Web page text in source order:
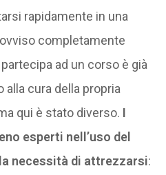
rapidamente in una
completamente
ad un corso è già
cura della propria
qui è stato diverso. I
esperti nell’uso del
necessità di attrezzarsi: